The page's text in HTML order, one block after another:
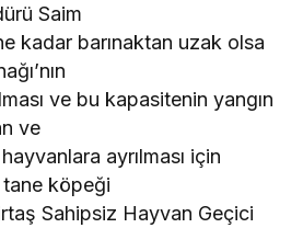
Saim
kadar barınaktan uzak olsa
ve bu kapasitenin yangın
ve
ayrılması için
tane köpeği
Sahipsiz Hayvan Geçici